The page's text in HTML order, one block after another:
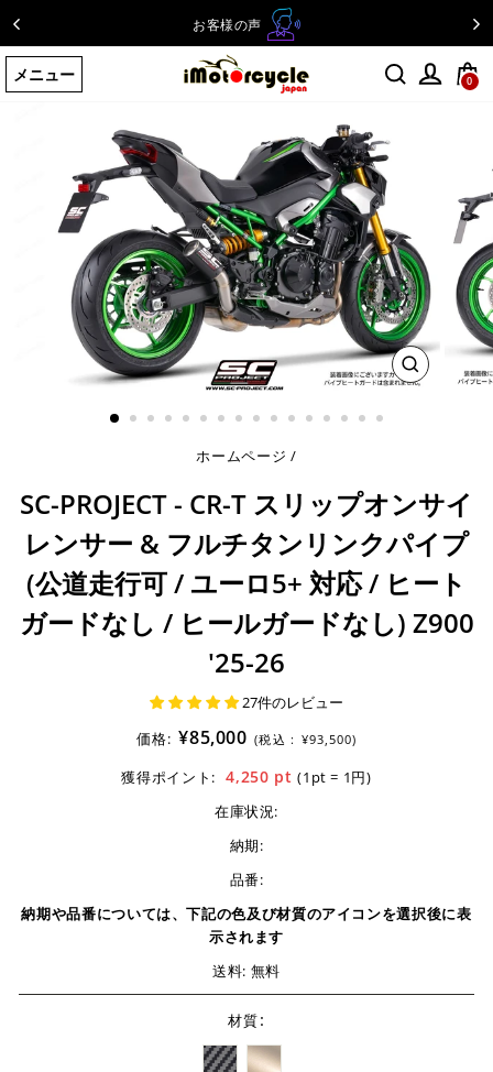
テ
ン
お客様の声
メニュー 0
閉
ホームページ /
SC-PROJECT - CR-T スリップオンサイ
レンサー & フルチタンリンクパイプ
(公道走行可 / ユーロ5+ 対応 / ヒート
ガードなし / ヒールガードなし) Z900
'25-26
27件のレビュー
価格: ¥85,000 (税込 : ¥93,500)
獲得ポイント: 4,250 pt(1pt = 1円)
在庫状況:
納期:
品番:
納期や品番については、下記の色及び材質のアイコンを選択後に表
示されます
送料: 無料
材質: